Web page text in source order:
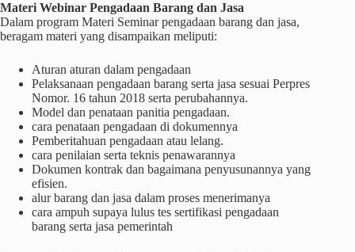
Materi Webinar Pengadaan Barang dan Jasa
Dalam program Materi Seminar pengadaan barang dan jasa,
beragam materi yang disampaikan meliputi:
Aturan aturan dalam pengadaan
Pelaksanaan pengadaan barang serta jasa sesuai Perpres
Nomor. 16 tahun 2018 serta perubahannya.
Model dan penataan panitia pengadaan.
cara penataan pengadaan di dokumennya
Pemberitahuan pengadaan atau lelang.
cara penilaian serta teknis penawarannya
Dokumen kontrak dan bagaimana penyusunannya yang
efisien.
alur barang dan jasa dalam proses menerimanya
cara ampuh supaya lulus tes sertifikasi pengadaan
barang serta jasa pemerintah